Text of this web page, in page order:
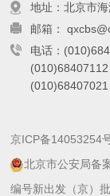
地址：北京市
邮箱：
电话：
(010)68407112
(010)68407021
京ICP备14053254
北京市公安局备
编号新出发（京）